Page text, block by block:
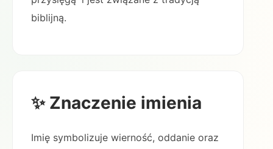
biblijną.
✨ Znaczenie imienia
Imię symbolizuje wierność, oddanie oraz